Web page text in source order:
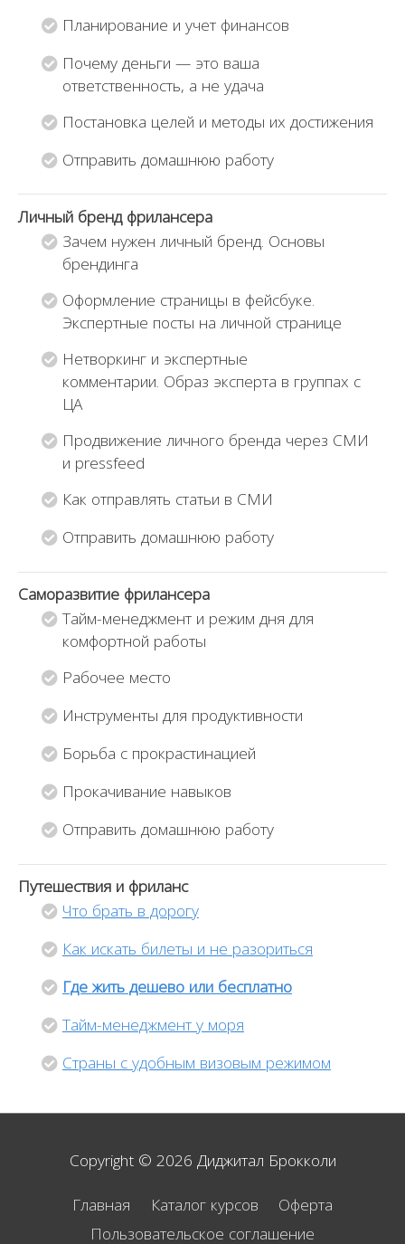
Планирование и учет финансов
Почему деньги — это ваша
ответственность, а не удача
Постановка целей и методы их достижения
Отправить домашнюю работу
Личный бренд фрилансера
Зачем нужен личный бренд. Основы
брендинга
Оформление страницы в фейсбуке.
Экспертные посты на личной странице
Нетворкинг и экспертные
комментарии. Образ эксперта в группах с
ЦА
Продвижение личного бренда через СМИ
и pressfeed
Как отправлять статьи в СМИ
Отправить домашнюю работу
Саморазвитие фрилансера
Тайм-менеджмент и режим дня для
комфортной работы
Рабочее место
Инструменты для продуктивности
Борьба с прокрастинацией
Прокачивание навыков
Отправить домашнюю работу
Путешествия и фриланс
Что брать в дорогу
Как искать билеты и не разориться
Где жить дешево или бесплатно
Тайм-менеджмент у моря
Страны с удобным визовым режимом
Copyright © 2026 Диджитал Брокколи
Главная Каталог курсов
Оферта
Пользовательское соглашение